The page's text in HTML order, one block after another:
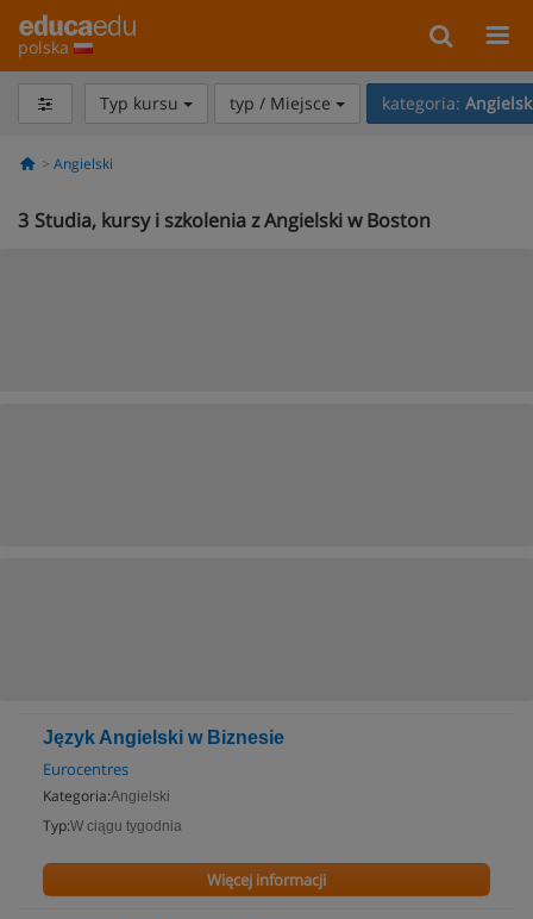
polska
Typ kursu typ / Miejsce kategoria:
Angielski
3 Studia, kursy i szkolenia z Angielski w Boston
Język Angielski w Biznesie
Eurocentres
Kategoria:Angielski
Typ:W ciągu tygodnia
Więcej informacji